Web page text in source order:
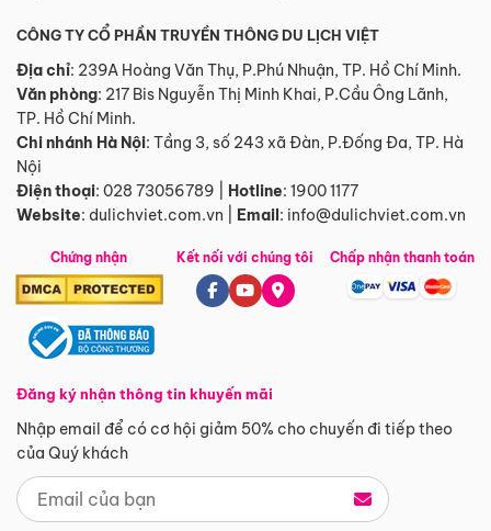
CÔNG TY CỔ PHẦN TRUYỀN THÔNG DU LỊCH VIỆT
Địa chỉ: 239A Hoàng Văn Thụ, P.Phú Nhuận, TP. Hồ Chí Minh.
Văn phòng: 217 Bis Nguyễn Thị Minh Khai, P.Cầu Ông Lãnh,
TP. Hồ Chí Minh.
Chi nhánh Hà Nội: Tầng 3, số 243 xã Đàn, P.Đống Đa, TP. Hà
Nội
Điện thoại: 028 73056789 Hotline: 1900 1177
Website: dulichviet.com.vn Email: info@dulichviet.com.vn
Chứng nhận
Đăng ký nhận thông tin khuyến mãi
Nhập email để có cơ hội giảm 50% cho chuyến đi tiếp theo
của Quý khách
Kết nối với chúng tôi Chấp nhận thanh toán